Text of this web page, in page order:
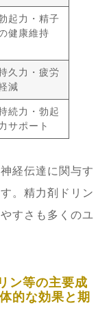
起力・精子
健康維持
久力・疲労
減
続力・勃起
サポート
経伝達に関与す
。精力剤ドリン
すさも多くのユ
ン等の主要成
的な効果と期